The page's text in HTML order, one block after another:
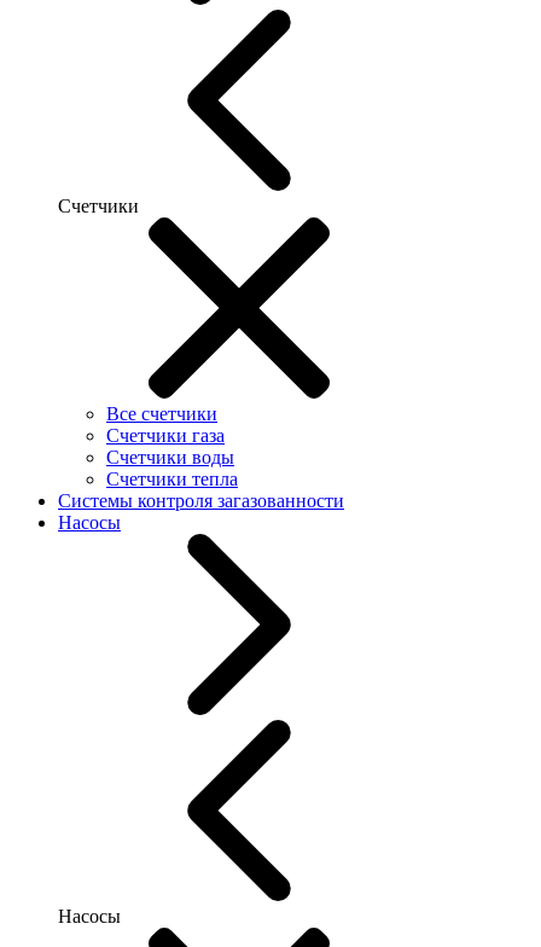
Счетчики
Все счетчики
Счетчики газа
Счетчики воды
Счетчики тепла
Системы контроля загазованности
Насосы
Насосы